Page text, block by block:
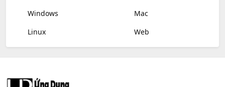
Windows
Mac
Linux
Web